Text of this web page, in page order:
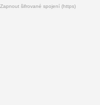
Zapnout šifrované spojení (https)